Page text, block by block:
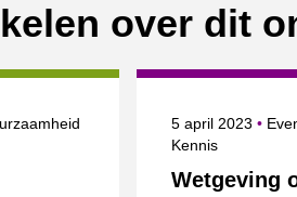
over dit
Wetgeving
Gepubliceerd op
5 april 2023
Kennis